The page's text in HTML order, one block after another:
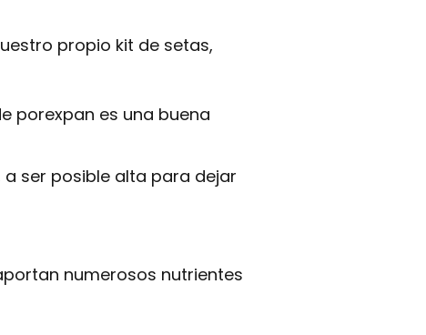
propio kit de setas,
porexpan es una buena
ser posible alta para dejar
numerosos nutrientes